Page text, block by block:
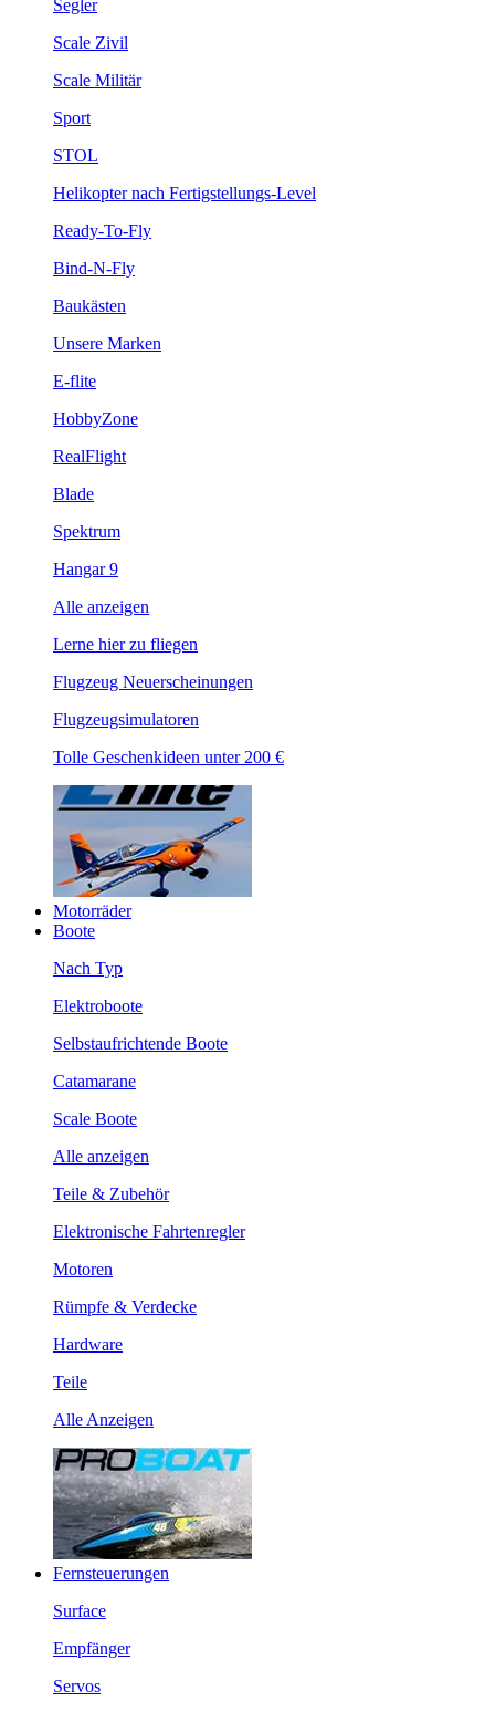
Segler
Scale Zivil
Scale Militär
Sport
STOL
Helikopter nach Fertigstellungs-Level
Ready-To-Fly
Bind-N-Fly
Baukästen
Unsere Marken
E-flite
HobbyZone
RealFlight
Blade
Spektrum
Hangar 9
Alle anzeigen
Lerne hier zu fliegen
Flugzeug Neuerscheinungen
Flugzeugsimulatoren
Tolle Geschenkideen unter 200 €
Motorräder
Boote
Nach Typ
Elektroboote
Selbstaufrichtende Boote
Catamarane
Scale Boote
Alle anzeigen
Teile & Zubehör
Elektronische Fahrtenregler
Motoren
Rümpfe & Verdecke
Hardware
Teile
Alle Anzeigen
Fernsteuerungen
Surface
Empfänger
Servos